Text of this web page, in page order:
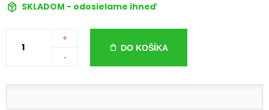
SKLADOM - odosielame ihneď
+
-
DO KOŠÍKA